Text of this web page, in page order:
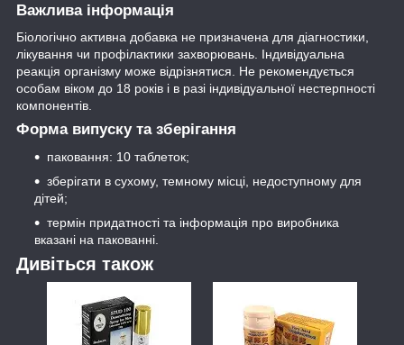
Важлива інформація
Біологічно активна добавка не призначена для діагностики,
лікування чи профілактики захворювань. Індивідуальна
реакція організму може відрізнятися. Не рекомендується
особам віком до 18 років і в разі індивідуальної нестерпності
компонентів.
Форма випуску та зберігання
паковання: 10 таблеток;
зберігати в сухому, темному місці, недоступному для
дітей;
термін придатності та інформація про виробника
вказані на пакованні.
Дивіться також